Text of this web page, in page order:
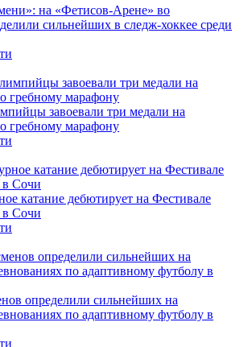
на «Фетисов-Арене» во
сильнейших в следж-хоккее среди
завоевали три медали на
гребному марафону
катание дебютирует на Фестивале
Сочи
определили сильнейших на
по адаптивному футболу в